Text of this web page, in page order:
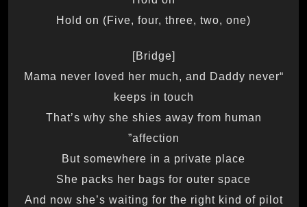
Hold on (Five, four, three, two, one)
[Bridge]
“Mama never loved her much, and Daddy never
keeps in touch
That’s why she shies away from human
affection”
But somewhere in a private place
She packs her bags for outer space
And now she’s waiting for the right kind of pilot